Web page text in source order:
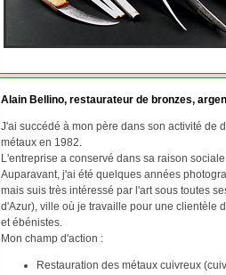
Alain Bellino, restaurateur de bronzes,
J'ai succédé à mon père dans son activité de
métaux en 1982.
L'entreprise a conservé dans sa raison
Auparavant, j'ai été quelques années
mais suis très intéressé par l'art sous toutes
d'Azur), ville où je travaille pour une clientèle
et ébénistes.
Mon champ d'action :
Restauration des métaux cuivreux